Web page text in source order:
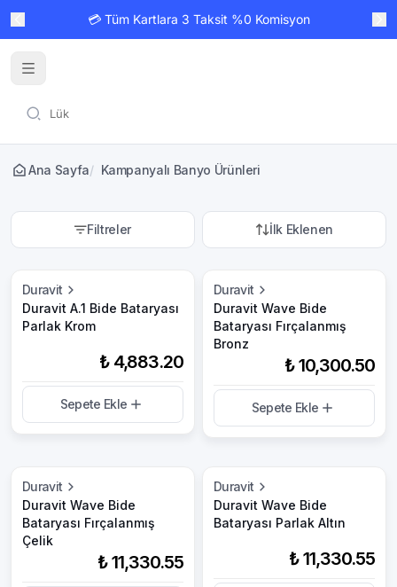
💳 Tüm Kartlara 3 Taksit %0 Komisyon
Ana Sayfa/ Kampanyalı Banyo Ürünleri
Filtreler İlk Eklenen
Duravit
Duravit A.1 Bide Bataryası
Parlak Krom
₺ 4,883.20
Sepete Ekle
Duravit
Duravit Wave Bide
Bataryası Fırçalanmış
Bronz
₺ 10,300.50
Sepete Ekle
Duravit
Duravit Wave Bide
Bataryası Fırçalanmış
Çelik
₺ 11,330.55
Duravit
Duravit Wave Bide
Bataryası Parlak Altın
₺ 11,330.55